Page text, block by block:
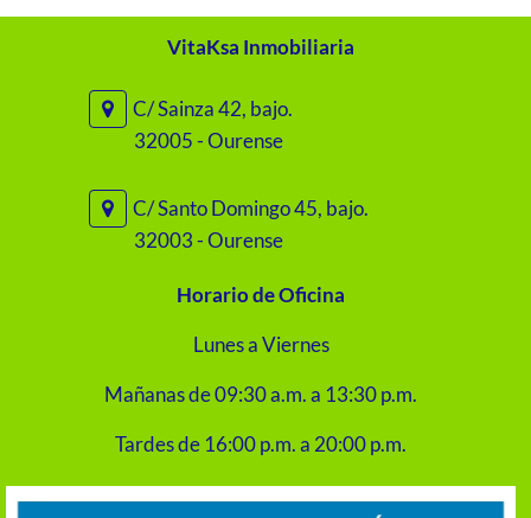
VitaKsa Inmobiliaria
C/ Sainza 42, bajo.
32005 - Ourense
C/ Santo Domingo 45, bajo.
32003 - Ourense
Horario de Oficina
Lunes a Viernes
Mañanas de 09:30 a.m. a 13:30 p.m.
Tardes de 16:00 p.m. a 20:00 p.m.